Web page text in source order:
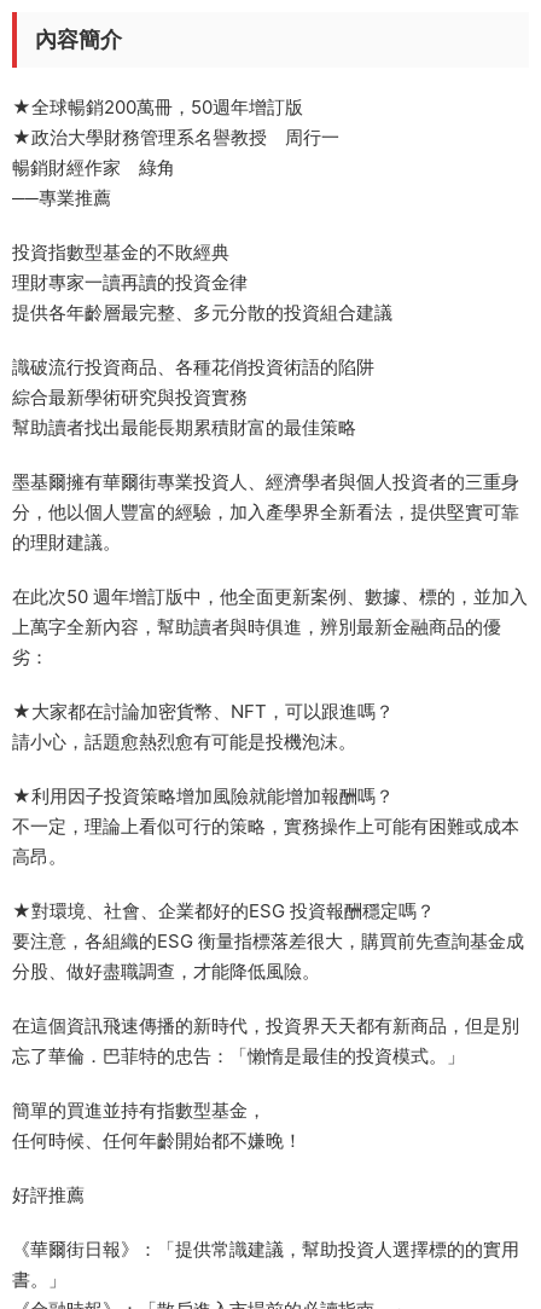
內容簡介
★全球暢銷200萬冊，50週年增訂版
★政治大學財務管理系名譽教授 周行一
暢銷財經作家 綠角
──專業推薦
投資指數型基金的不敗經典
理財專家一讀再讀的投資金律
提供各年齡層最完整、多元分散的投資組合建議
識破流行投資商品、各種花俏投資術語的陷阱
綜合最新學術研究與投資實務
幫助讀者找出最能長期累積財富的最佳策略
墨基爾擁有華爾街專業投資人、經濟學者與個人投資者的三重身
分，他以個人豐富的經驗，加入產學界全新看法，提供堅實可靠
的理財建議。
在此次50 週年增訂版中，他全面更新案例、數據、標的，並加入
上萬字全新內容，幫助讀者與時俱進，辨別最新金融商品的優
劣：
★大家都在討論加密貨幣、NFT，可以跟進嗎？
請小心，話題愈熱烈愈有可能是投機泡沫。
★利用因子投資策略增加風險就能增加報酬嗎？
不一定，理論上看似可行的策略，實務操作上可能有困難或成本
高昂。
★對環境、社會、企業都好的ESG 投資報酬穩定嗎？
要注意，各組織的ESG 衡量指標落差很大，購買前先查詢基金成
分股、做好盡職調查，才能降低風險。
在這個資訊飛速傳播的新時代，投資界天天都有新商品，但是別
忘了華倫．巴菲特的忠告：「懶惰是最佳的投資模式。」
簡單的買進並持有指數型基金，
任何時候、任何年齡開始都不嫌晚！
好評推薦
《華爾街日報》：「提供常識建議，幫助投資人選擇標的的實用
書。」